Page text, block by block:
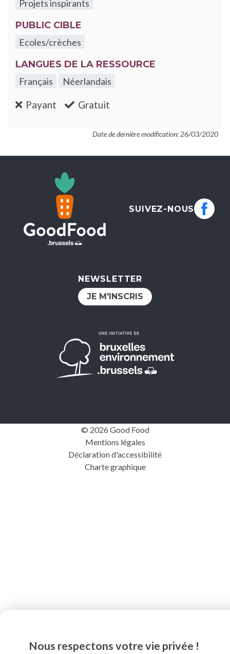
Nous respectons votre vie privée !
Projets inspirants
PUBLIC CIBLE
Ecoles/crèches
LANGUES DE LA RESSOURCE
Français
Néerlandais
Payant :non Gratuit
Date de dernière modification: 26/03/2020
SUIVEZ-NOUS
NEWSLETTER
JE M'INSCRIS
© 2026 Good Food
Mentions légales
Déclaration d'accessibilité
Charte graphique